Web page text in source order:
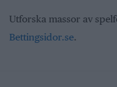
Utforska massor av
Bettingsidor.se.